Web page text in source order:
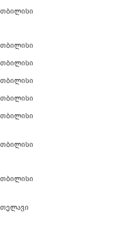
თბილისი
თბილისი
თბილისი
თბილისი
თბილისი
თბილისი
თბილისი
თბილისი
თელავი